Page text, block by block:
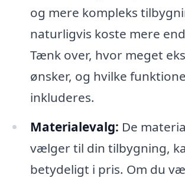
og mere kompleks
naturligvis koste mere
Tænk over, hvor meget
ønsker, og hvilke
inkluderes.
Materialevalg: De
vælger til din tilbygning,
betydeligt i pris. Om du